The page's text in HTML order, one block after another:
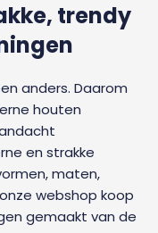
trendy
anders. Daarom
houten
en strakke
maten,
webshop koop
gemaakt van de